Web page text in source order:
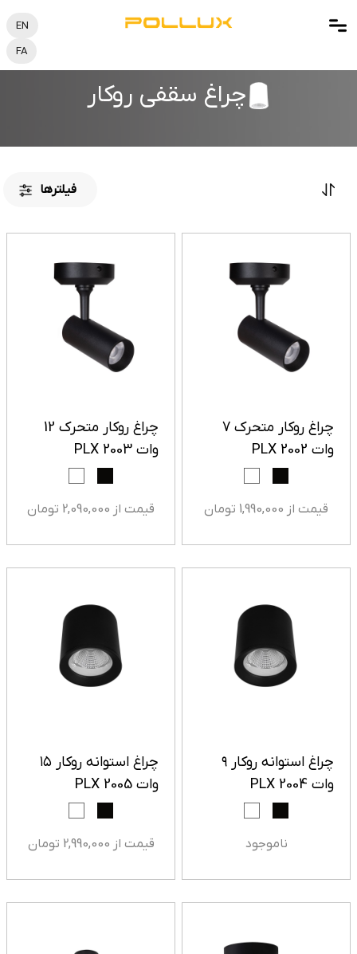
EN
FA
چراغ سقفی روکار
فیلترها
چراغ روکار متحرک 7
وات PLX 2002
قیمت از 1,990,000 تومان
چراغ روکار متحرک 12
وات PLX 2003
قیمت از 2,090,000 تومان
چراغ استوانه روکار ۹
وات PLX 2004
ناموجود
چراغ استوانه روکار ۱۵
وات PLX 2005
قیمت از 2,990,000 تومان